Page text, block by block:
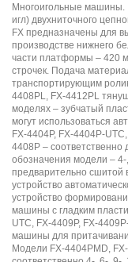
Многоигольные
игл) двухниточного
FX предназначены для
производстве нижнего
части платформы – 420
строчек. Подача
транспортирующим
4408PL, FX-4412PL
моделях – зубчатый
могут использоваться
FX-4404P, FX-4404P-
4408P –
обозначения модели –
предварительно сшитой
устройство
устройство
машины с гладким
UTC, FX-4409P, FX-
машины для
Модели FX-4404PMD,